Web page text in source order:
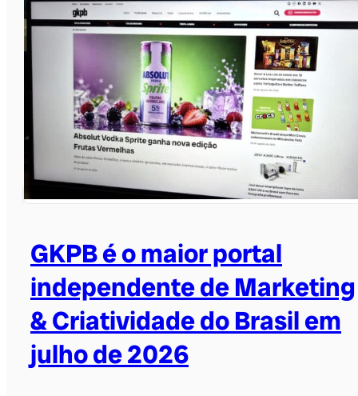
GKPB é o maior portal
independente de Marketing
& Criatividade do Brasil em
julho de 2026